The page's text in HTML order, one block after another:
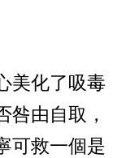
美化了吸毒
咎由自取，
可救一個是